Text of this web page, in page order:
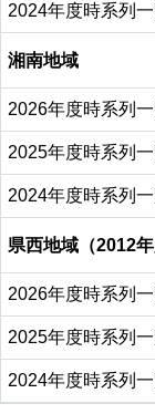
2024年度時系列
湘南地域
2026年度時系列
2025年度時系列
2024年度時系列
県西地域（2012
2026年度時系列
2025年度時系列
2024年度時系列